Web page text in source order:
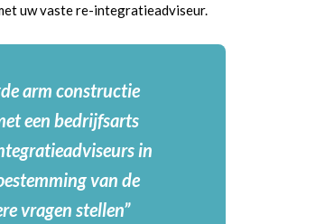
uw vaste re-integratieadviseur.
arm constructie
een bedrijfsarts
in
van de
vragen stellen”